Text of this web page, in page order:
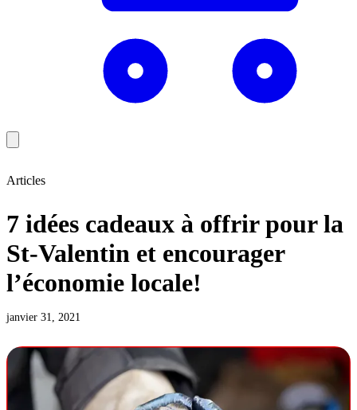
Articles
7 idées cadeaux à offrir pour la
St-Valentin et encourager
l’économie locale!
janvier 31, 2021